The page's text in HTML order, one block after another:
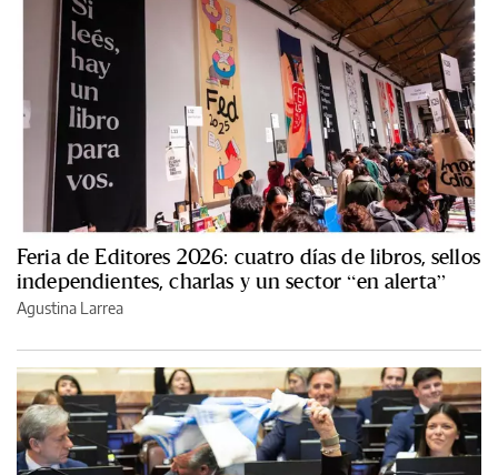
Feria de Editores 2026: cuatro días de libros, sellos
independientes, charlas y un sector “en alerta”
Agustina Larrea